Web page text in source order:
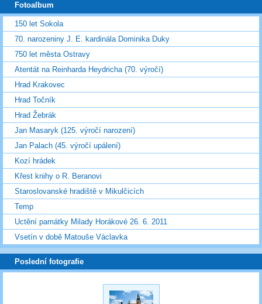
Fotoalbum
150 let Sokola
70. narozeniny J. E. kardinála Dominika Duky
750 let města Ostravy
Atentát na Reinharda Heydricha (70. výročí)
Hrad Krakovec
Hrad Točník
Hrad Žebrák
Jan Masaryk (125. výročí narození)
Jan Palach (45. výročí upálení)
Kozí hrádek
Křest knihy o R. Beranovi
Staroslovanské hradiště v Mikulčicích
Temp
Uctění památky Milady Horákové 26. 6. 2011
Vsetín v době Matouše Václavka
Poslední fotografie